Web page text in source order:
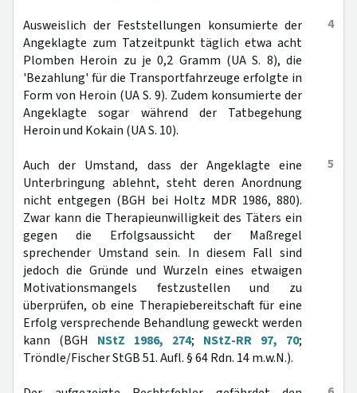
4
Ausweislich der Feststellungen konsumierte der
Angeklagte zum Tatzeitpunkt täglich etwa acht
Plomben Heroin zu je 0,2 Gramm (UA S. 8), die
'Bezahlung' für die Transportfahrzeuge erfolgte in
Form von Heroin (UA S. 9). Zudem konsumierte der
Angeklagte sogar während der Tatbegehung
Heroin und Kokain (UA S. 10).
5
Auch der Umstand, dass der Angeklagte eine
Unterbringung ablehnt, steht deren Anordnung
nicht entgegen (BGH bei Holtz MDR 1986, 880).
Zwar kann die Therapieunwilligkeit des Täters ein
gegen die Erfolgsaussicht der Maßregel
sprechender Umstand sein. In diesem Fall sind
jedoch die Gründe und Wurzeln eines etwaigen
Motivationsmangels festzustellen und zu
überprüfen, ob eine Therapiebereitschaft für eine
Erfolg versprechende Behandlung geweckt werden
kann (BGH NStZ 1986, 274; NStZ-RR 97, 70;
Tröndle/Fischer StGB 51. Aufl. § 64 Rdn. 14 m.w.N.).